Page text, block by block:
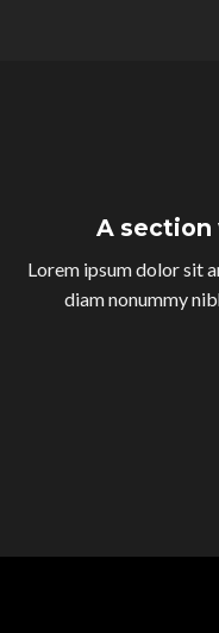
A section
Lorem ipsum dolor sit
diam nonummy